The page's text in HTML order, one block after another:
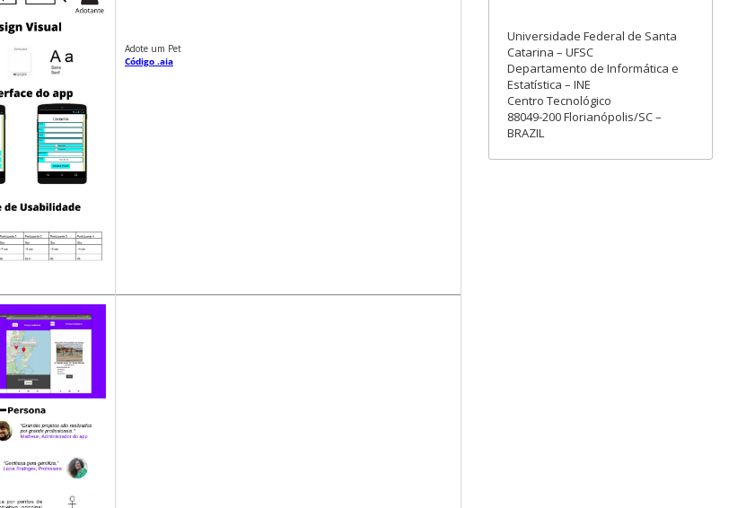
Adote um Pet
Código .aia
Universidade Federal de Santa
Catarina – UFSC
Departamento de Informática e
Estatística – INE
Centro Tecnológico
88049-200 Florianópolis/SC –
BRAZIL